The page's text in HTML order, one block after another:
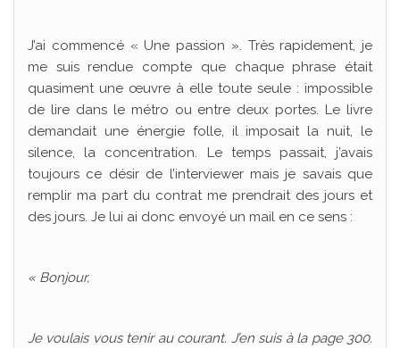
J’ai commencé « Une passion ». Très rapidement, je
me suis rendue compte que chaque phrase était
quasiment une œuvre à elle toute seule : impossible
de lire dans le métro ou entre deux portes. Le livre
demandait une énergie folle, il imposait la nuit, le
silence, la concentration. Le temps passait, j’avais
toujours ce désir de l’interviewer mais je savais que
remplir ma part du contrat me prendrait des jours et
des jours. Je lui ai donc envoyé un mail en ce sens :
« Bonjour,
Je voulais vous tenir au courant. J’en suis à la page 300.